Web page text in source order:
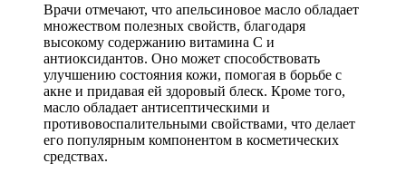
Врачи отмечают, что апельсиновое масло обладает
множеством полезных свойств, благодаря
высокому содержанию витамина C и
антиоксидантов. Оно может способствовать
улучшению состояния кожи, помогая в борьбе с
акне и придавая ей здоровый блеск. Кроме того,
масло обладает антисептическими и
противовоспалительными свойствами, что делает
его популярным компонентом в косметических
средствах.